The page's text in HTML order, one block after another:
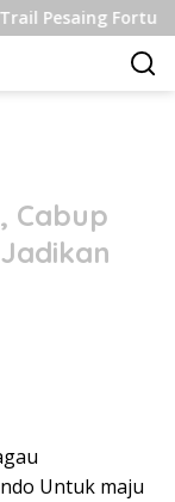
Fortuner
Cabup
Untuk maju